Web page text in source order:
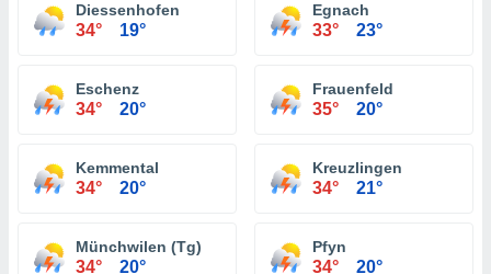
Diessenhofen
34° 19°
Egnach
33° 23°
Eschenz
34° 20°
Frauenfeld
35° 20°
Kemmental
34° 20°
Kreuzlingen
34° 21°
Münchwilen (Tg)
34° 20°
Pfyn
34° 20°